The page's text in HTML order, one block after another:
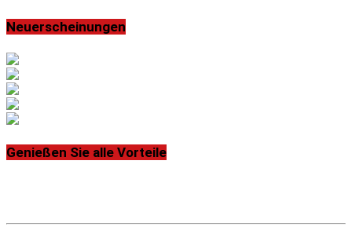
Neuerscheinungen
Genießen Sie alle Vorteile